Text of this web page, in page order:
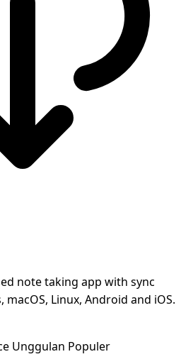
note taking app with sync
Linux, Android and iOS.
Unggulan Populer